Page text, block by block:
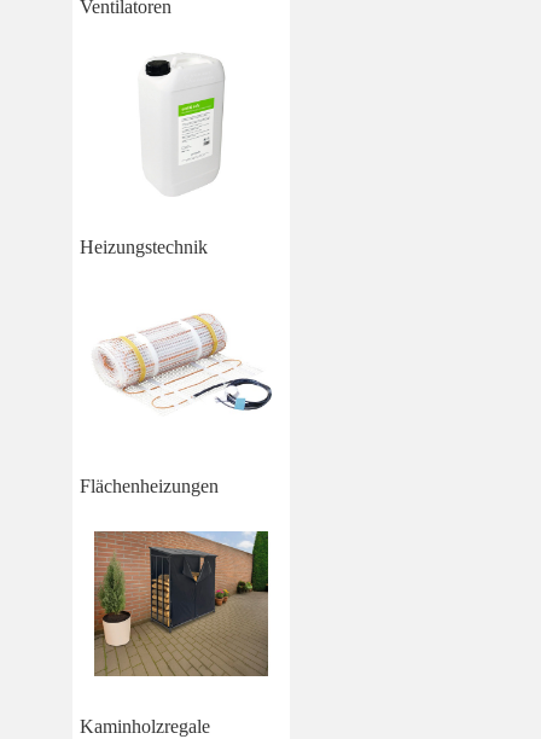
Ventilatoren
Heizungstechnik
Flächenheizungen
Kaminholzregale